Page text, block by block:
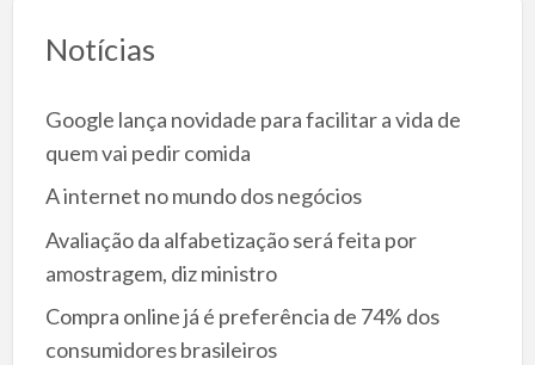
Notícias
Google lança novidade para facilitar a vida de
quem vai pedir comida
A internet no mundo dos negócios
Avaliação da alfabetização será feita por
amostragem, diz ministro
Compra online já é preferência de 74% dos
consumidores brasileiros